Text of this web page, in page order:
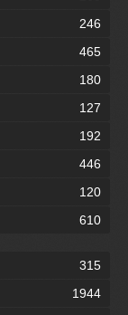
246
465
180
127
192
446
120
610
315
1944